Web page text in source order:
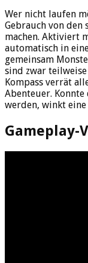
Wer nicht laufen
Gebrauch von den
machen. Aktiviert
automatisch in
gemeinsam
sind zwar
Kompass verrät
Abenteuer.
werden, winkt
Gameplay-